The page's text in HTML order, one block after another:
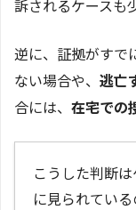
訴されるケースも
逆に、証拠がすで
ない場合や、 逃亡
合には、 在宅での
こうした判断
に見られてい